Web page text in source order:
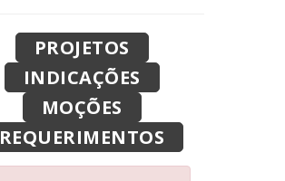
PROJETOS
INDICAÇÕES
MOÇÕES
REQUERIMENTOS